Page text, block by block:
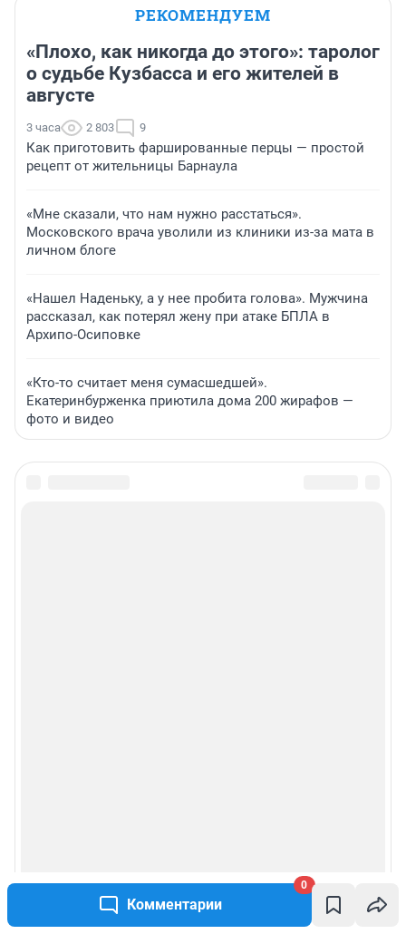
Комментарии
0
РЕКОМЕНДУЕМ
«Плохо, как никогда до этого»: таролог
о судьбе Кузбасса и его жителей в
августе
3 часа 2 803 9
Как приготовить фаршированные перцы — простой
рецепт от жительницы Барнаула
«Мне сказали, что нам нужно расстаться».
Московского врача уволили из клиники из-за мата в
личном блоге
«Нашел Наденьку, а у нее пробита голова». Мужчина
рассказал, как потерял жену при атаке БПЛА в
Архипо-Осиповке
«Кто-то считает меня сумасшедшей».
Екатеринбурженка приютила дома 200 жирафов —
фото и видео